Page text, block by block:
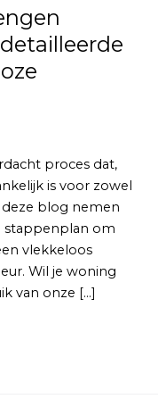
proces dat,
is voor zowel
deze blog nemen
stappenplan om
vlekkeloos
Wil je woning
van onze […]